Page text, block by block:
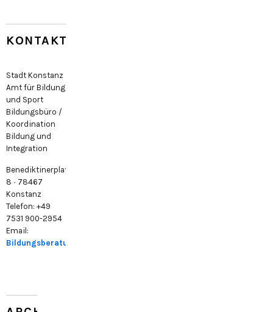
KONTAKT
Stadt Konstanz
Amt für Bildung
und Sport
Bildungsbüro /
Koordination
Bildung und
Integration
Benediktinerplatz
8 · 78467
Konstanz
Telefon: +49
7531 900-2954
Email:
Bildungsberatung@konstanz.de